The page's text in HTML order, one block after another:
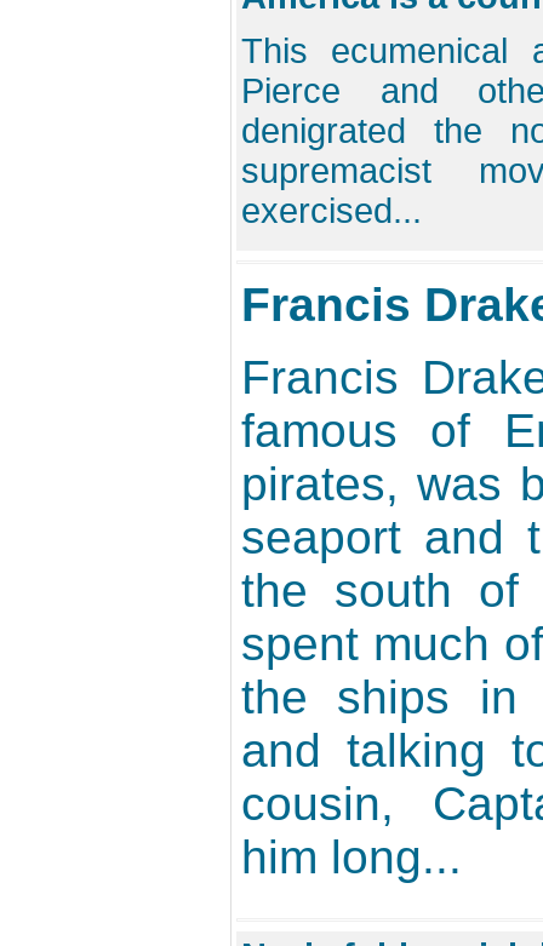
This ecumenical
Pierce and
denigrated the
supremacist
exercised...
Francis
Francis
famous of
pirates, was
seaport and
the south of
spent much
the ships in
and talking
cousin,
him long...